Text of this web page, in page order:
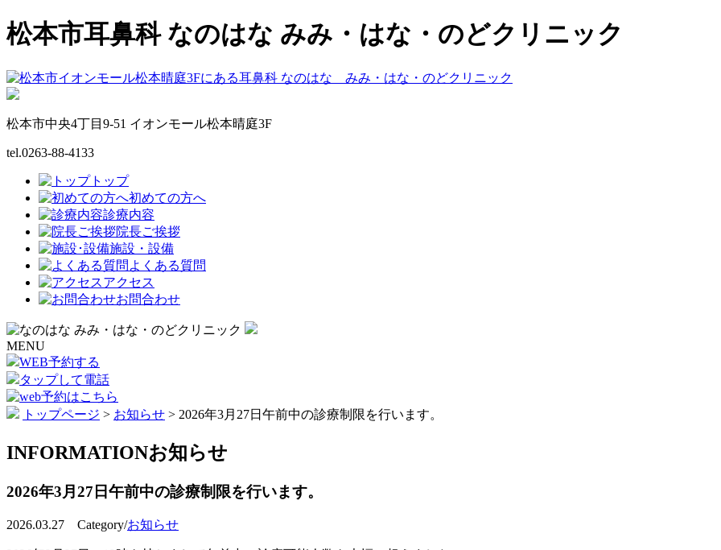
松本市耳鼻科 なのはな みみ・はな・のどクリニック
松本市中央4丁目9-51 イオンモール松本晴庭3F
tel.0263-88-4133
トップ
初めての方へ
診療内容
院長ご挨拶
施設・設備
よくある質問
アクセス
お問合わせ
MENU
WEB予約する
タップして電話
トップページ > お知らせ > 2026年3月27日午前中の診療制限を行います。
INFORMATIONお知らせ
2026年3月27日午前中の診療制限を行います。
2026.03.27 Category/お知らせ